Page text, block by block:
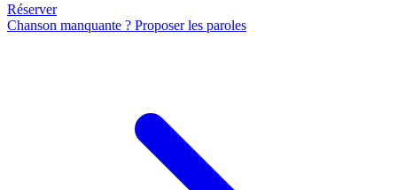
Réserver
Chanson manquante ? Proposer les paroles